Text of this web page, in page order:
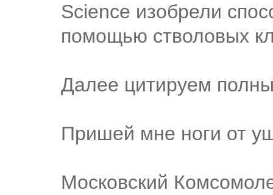
Science изобрели
помощью стволовых
Далее цитируем
Пришей мне ноги от
Московский